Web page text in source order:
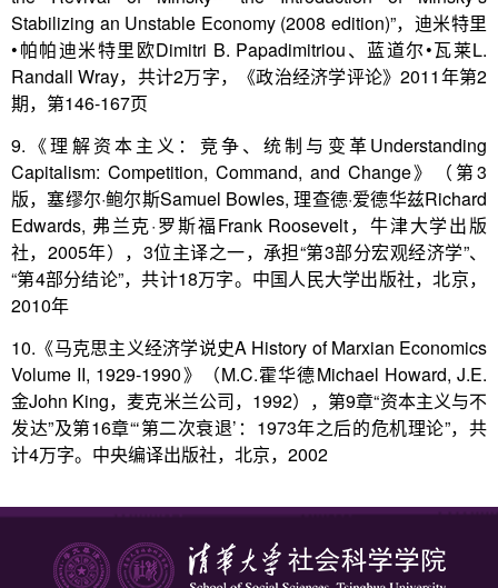
Stabilizing an Unstable Economy (2008 edition)”，迪米特里
•帕帕迪米特里欧Dimitri B. Papadimitriou、蓝道尔•瓦莱L.
Randall Wray，共计2万字，《政治经济学评论》2011年第2
期，第146-167页
9.《理解资本主义：竞争、统制与变革Understanding
Capitalism: Competition, Command, and Change》（第3
版，塞缪尔·鲍尔斯Samuel Bowles, 理查德·爱德华兹Richard
Edwards, 弗兰克·罗斯福Frank Roosevelt，牛津大学出版
社，2005年），3位主译之一，承担“第3部分宏观经济学”、
“第4部分结论”，共计18万字。中国人民大学出版社，北京，
2010年
10.《马克思主义经济学说史A History of Marxian Economics
Volume II, 1929-1990》（M.C.霍华德Michael Howard, J.E.
金John King，麦克米兰公司，1992），第9章“资本主义与不
发达”及第16章“‘第二次衰退’：1973年之后的危机理论”，共
计4万字。中央编译出版社，北京，2002